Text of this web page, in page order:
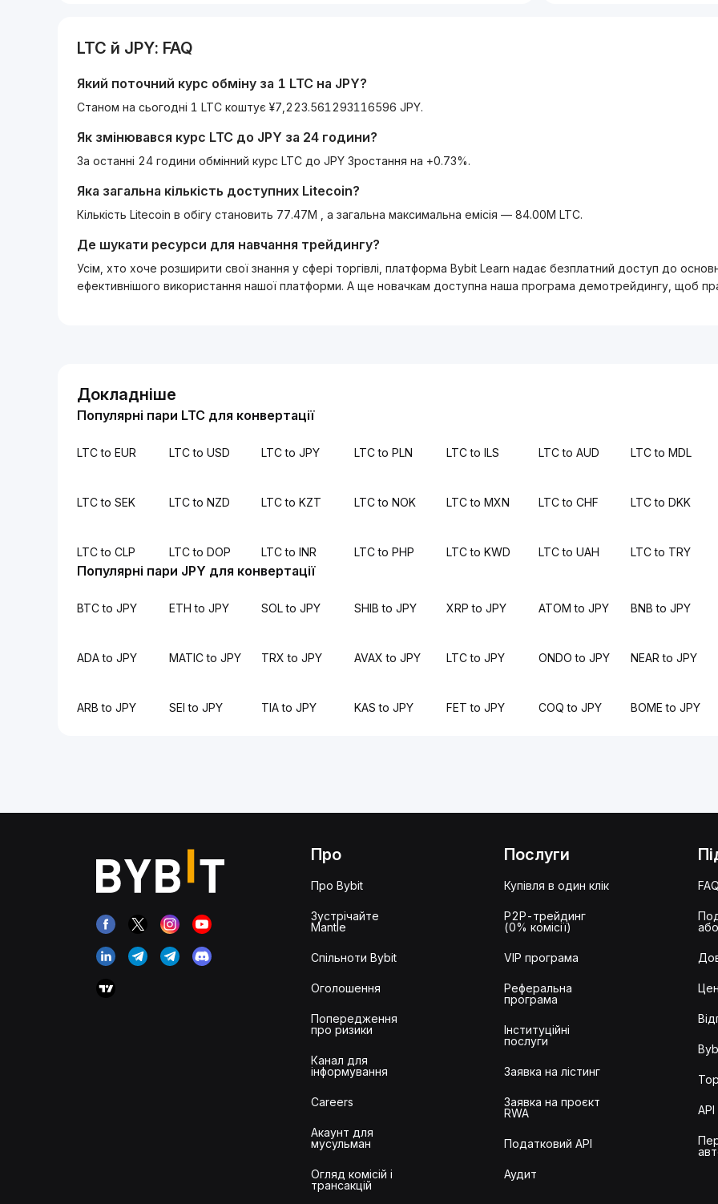
LTC й JPY: FAQ
Який поточний курс обміну за 1 LTC на JPY?
Станом на сьогодні 1 LTC коштує ¥7,223.561293116596 JPY.
Як змінювався курс LTC до JPY за 24 години?
За останні 24 години обмінний курс LTC до JPY Зростання на +0.73%.
Яка загальна кількість доступних Litecoin?
Кількість Litecoin в обігу становить 77.47M , а загальна максимальна емісія — 84.00M LTC.
Де шукати ресурси для навчання трейдингу?
Усім, хто хоче розширити свої знання у сфері торгівлі, платформа Bybit Learn надає безплатний доступ до
ефективнішого використання нашої платформи. А ще новачкам доступна наша програма демотрейдингу, щоб
Докладніше
Популярні пари LTC для конвертації
LTC to EUR LTC to USD LTC to JPY LTC to PLN LTC to ILS LTC to AUD LTC to MDL
LTC to SEK LTC to NZD LTC to KZT LTC to NOK LTC to MXN LTC to CHF LTC to DKK
LTC to CLP LTC to DOP LTC to INR LTC to PHP LTC to KWD LTC to UAH LTC to TRY
Популярні пари JPY для конвертації
BTC to JPY ETH to JPY SOL to JPY SHIB to JPY XRP to JPY ATOM to JPY BNB to JPY
ADA to JPY MATIC to JPY TRX to JPY AVAX to JPY LTC to JPY ONDO to JPY NEAR to JPY
ARB to JPY SEI to JPY TIA to JPY KAS to JPY FET to JPY COQ to JPY BOME to JPY
Про
Про Bybit
Зустрічайте
Mantle
Спільноти Bybit
Оголошення
Попередження
про ризики
Канал для
інформування
Careers
Акаунт для
мусульман
Огляд комісій і
трансакцій
Послуги
Купівля в один клік
P2P-трейдинг
(0% комісії)
VIP програма
Реферальна
програма
Інституційні
послуги
Заявка на лістинг
Заявка на проєкт
RWA
Податковий API
Аудит
FAQ
API